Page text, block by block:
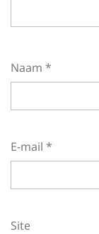
Naam *
E-mail *
Site